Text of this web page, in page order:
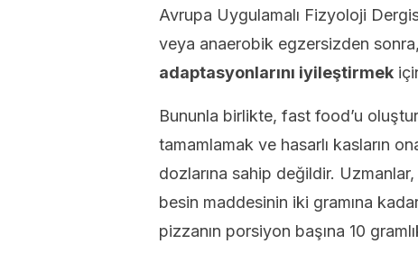
Avrupa Uygulamalı Fizyoloji
veya anaerobik egzersizden sonra,
adaptasyonlarını iyileştirmek
Bununla birlikte, fast food’u
tamamlamak ve hasarlı kasların
dozlarına sahip değildir. Uzmanlar,
besin maddesinin iki gramına
pizzanın porsiyon başına 10